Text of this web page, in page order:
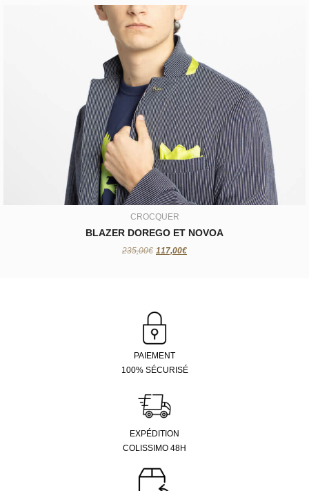
CROCQUER
BLAZER DOREGO ET NOVOA
235,00€ 117,00€
CROCQUER
BLAZER DOREGO ET NOVOA
117,00€
PAIEMENT
100% SÉCURISÉ
EXPÉDITION
COLISSIMO 48H